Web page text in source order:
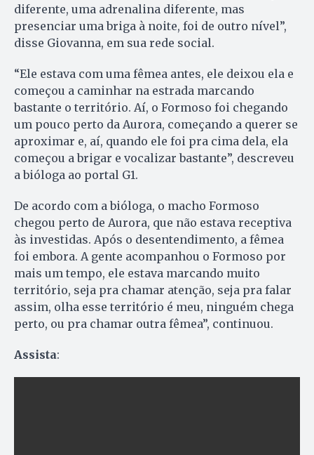
diferente, uma adrenalina diferente, mas
presenciar uma briga à noite, foi de outro nível”,
disse Giovanna, em sua rede social.
“Ele estava com uma fêmea antes, ele deixou ela e
começou a caminhar na estrada marcando
bastante o território. Aí, o Formoso foi chegando
um pouco perto da Aurora, começando a querer se
aproximar e, aí, quando ele foi pra cima dela, ela
começou a brigar e vocalizar bastante”, descreveu
a bióloga ao portal G1.
De acordo com a bióloga, o macho Formoso
chegou perto de Aurora, que não estava receptiva
às investidas. Após o desentendimento, a fêmea
foi embora. A gente acompanhou o Formoso por
mais um tempo, ele estava marcando muito
território, seja pra chamar atenção, seja pra falar
assim, olha esse território é meu, ninguém chega
perto, ou pra chamar outra fêmea”, continuou.
Assista: